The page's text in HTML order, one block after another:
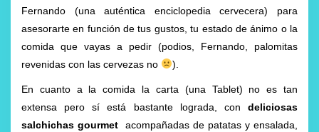
Fernando (una auténtica enciclopedia cervecera) para
asesorarte en función de tus gustos, tu estado de ánimo o la
comida que vayas a pedir (podios, Fernando, palomitas
revenidas con las cervezas no
).
En cuanto a la comida la carta (una Tablet) no es tan
extensa pero sí está bastante lograda, con deliciosas
salchichas gourmet acompañadas de patatas y ensalada,